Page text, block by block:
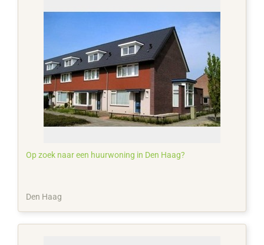
Op zoek naar een huurwoning in Den Haag?
Den Haag